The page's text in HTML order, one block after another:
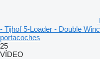
- Tijhof 5-Loader - Double
portacoches
25
VÍDEO